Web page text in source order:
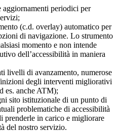
periodici per
(c.d. overlay) automatico per
di navigazione. Lo strumento
momento e non intende
dell’accessibilità in maniera
livelli di avanzamento, numerose
degli interventi migliorativi
es. anche ATM);
sito istituzionale di un punto di
problematiche di accessibilità
prenderle in carico e migliorare
del nostro servizio.